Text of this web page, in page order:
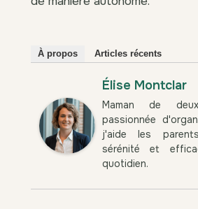
À propos Articles récents
Élise Montclar
Maman de
passionnée
j'aide les
sérénité et
quotidien.